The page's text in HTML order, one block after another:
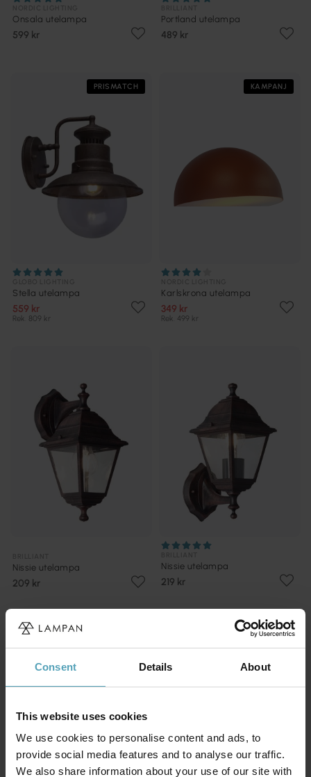
Consent Details About
This website uses cookies
We use cookies to personalise content and ads, to
provide social media features and to analyse our traffic.
We also share information about your use of our site with
Onsala utelampa
599 kr
Portland utelampa
489 kr
PRISMATCH
Stella utelampa
559 kr
Rek. 809 kr
KAMPANJ
Karlskrona utelampa
349 kr
Rek. 499 kr
Nissie utelampa
209 kr
Nissie utelampa
219 kr
KAMPANJ